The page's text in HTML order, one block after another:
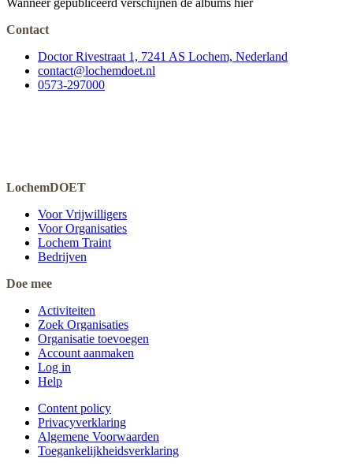
Contact
Doctor Rivestraat 1, 7241 AS Lochem, Nederland
contact@lochemdoet.nl
0573-297000
LochemDOET
Voor Vrijwilligers
Voor Organisaties
Lochem Traint
Bedrijven
Doe mee
Activiteiten
Zoek Organisaties
Organisatie toevoegen
Account aanmaken
Log in
Help
Content policy
Privacyverklaring
Algemene Voorwaarden
Toegankelijkheidsverklaring